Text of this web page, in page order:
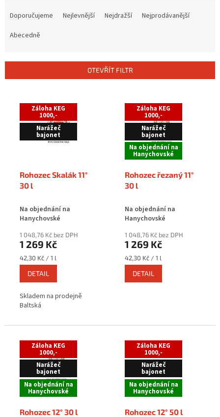
r
Doporučujeme Nejlevnější Nejdražší
Nejprodávanější
Abecedně
OTEVŘÍT FILTR
Záloha KEG
1000,-
Narážeč
bajonet
Rohozec Skalák 11°
30 l
Na objednání na
Hanychovské
1 048,76 Kč bez DPH
1 269 Kč
Měrná
cena:
42,30 Kč / 1 l
DETAIL
Skladem na prodejně
Baltská
Záloha KEG
1000,-
Narážeč
bajonet
Na objednání na
Hanychovské
Rohozec řezaný 11°
30 l
Na objednání na
Hanychovské
1 048,76 Kč bez DPH
1 269 Kč
Měrná
cena:
42,30 Kč / 1 l
DETAIL
Záloha KEG
1000,-
Narážeč
bajonet
Na objednání na
Hanychovské
Rohozec 12° 30 l
Záloha KEG
1000,-
Narážeč
bajonet
Na objednání na
Hanychovské
Rohozec 12° 50 l